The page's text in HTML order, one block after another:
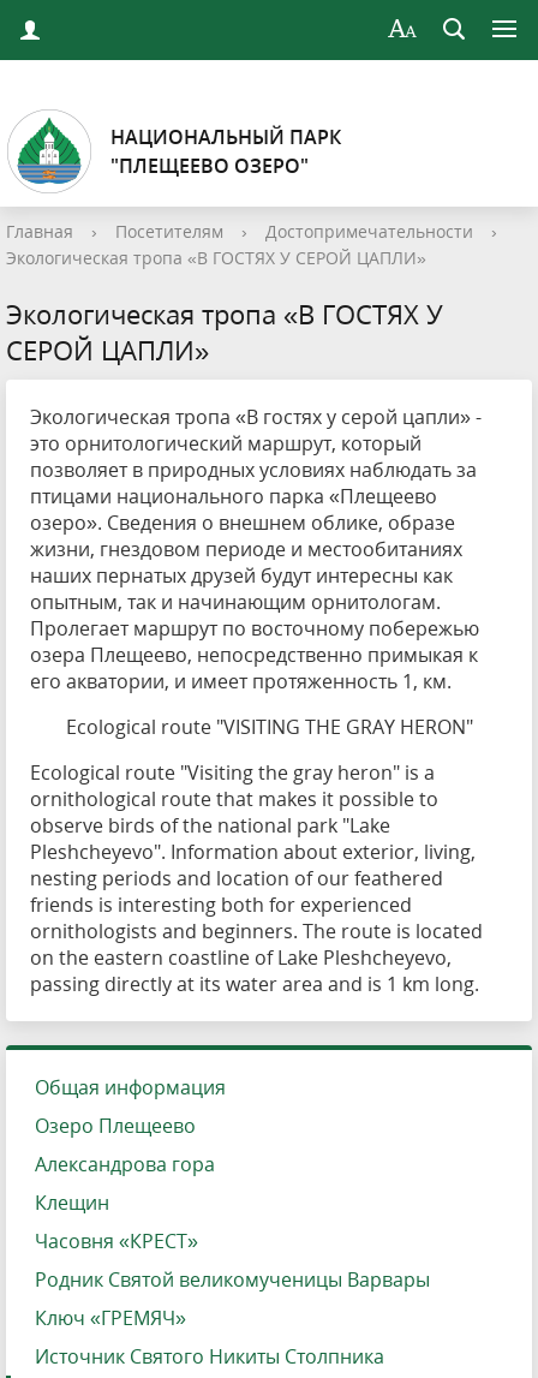
НАЦИОНАЛЬНЫЙ ПАРК
"ПЛЕЩЕЕВО ОЗЕРО"
Главная › Посетителям › Достопримечательности
›
Экологическая тропа «В ГОСТЯХ У СЕРОЙ ЦАПЛИ»
Экологическая тропа «В ГОСТЯХ У
СЕРОЙ ЦАПЛИ»
Экологическая тропа «В гостях у серой цапли» -
это орнитологический маршрут, который
позволяет в природных условиях наблюдать за
птицами национального парка «Плещеево
озеро». Сведения о внешнем облике, образе
жизни, гнездовом периоде и местообитаниях
наших пернатых друзей будут интересны как
опытным, так и начинающим орнитологам.
Пролегает маршрут по восточному побережью
озера Плещеево, непосредственно примыкая к
его акватории, и имеет протяженность 1, км.
Ecological route "VISITING THE GRAY HERON"
Ecological route "Visiting the gray heron" is a
ornithological route that makes it possible to
observe birds of the national park "Lake
Pleshcheyevo". Information about exterior, living,
nesting periods and location of our feathered
friends is interesting both for experienced
ornithologists and beginners. The route is located
on the eastern coastline of Lake Pleshcheyevo,
passing directly at its water area and is 1 km long.
Общая информация
Озеро Плещеево
Александрова гора
Клещин
Часовня «КРЕСТ»
Родник Святой великомученицы Варвары
Ключ «ГРЕМЯЧ»
Источник Святого Никиты Столпника